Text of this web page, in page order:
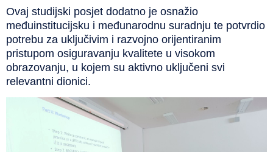
Ovaj studijski posjet dodatno je osnažio
međuinstitucijsku i međunarodnu suradnju te potvrdio
potrebu za uključivim i razvojno orijentiranim
pristupom osiguravanju kvalitete u visokom
obrazovanju, u kojem su aktivno uključeni svi
relevantni dionici.